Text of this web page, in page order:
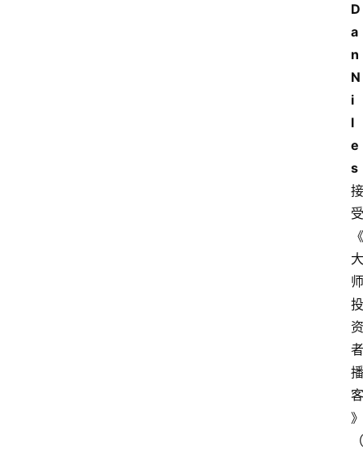
D
a
n
N
i
l
e
s
接
受
《
大
师
投
资
者
播
客
》
（